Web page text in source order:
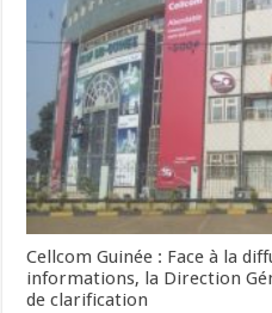
Cellcom Guinée : Face à la
informations, la Direction
de clarification